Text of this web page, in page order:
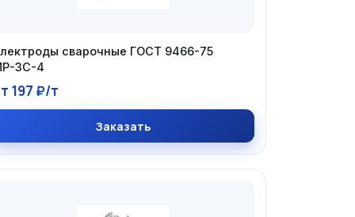
сварочные ГОСТ 9466-75
3С-4
197 ₽/т
Заказать